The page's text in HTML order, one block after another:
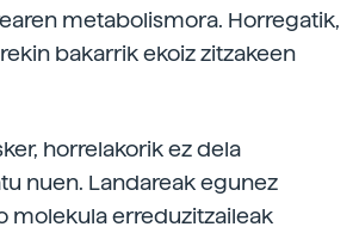
metabolismora. Horregatik,
bakarrik ekoiz zitzakeen
horrelakorik ez dela
nuen. Landareak egunez
molekula erreduzitzaileak